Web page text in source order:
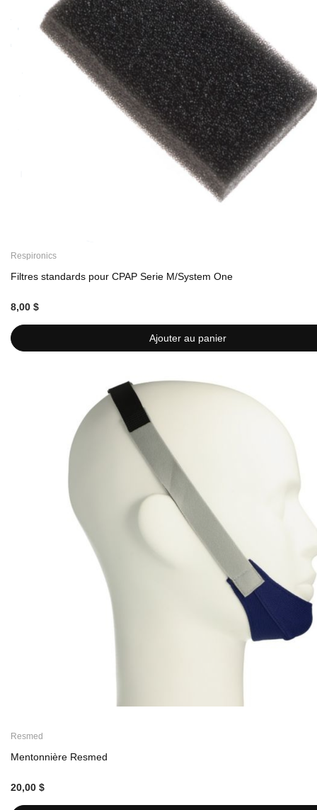
Ajouter au panier
Respironics
Filtres standards pour CPAP Serie M/System One
8,00 $
Resmed
Mentonnière Resmed
20,00 $